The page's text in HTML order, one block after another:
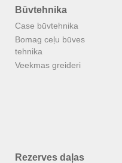
Būvtehnika
Case būvtehnika
Bomag ceļu būves
tehnika
Veekmas greideri
Rezerves daļas